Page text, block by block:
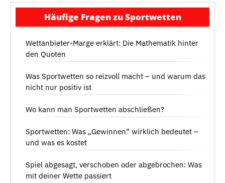
Häufige Fragen zu Sportwetten
Wettanbieter-Marge erklärt: Die Mathematik hinter
den Quoten
Was Sportwetten so reizvoll macht – und warum das
nicht nur positiv ist
Wo kann man Sportwetten abschließen?
Sportwetten: Was „Gewinnen” wirklich bedeutet –
und was es kostet
Spiel abgesagt, verschoben oder abgebrochen: Was
mit deiner Wette passiert